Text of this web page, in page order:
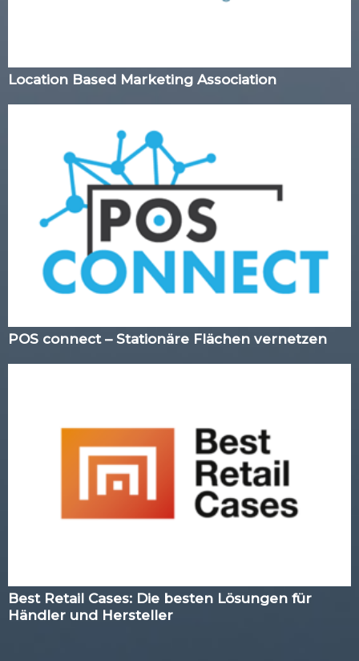
Location Based Marketing Association
POS connect – Stationäre Flächen vernetzen
Best Retail Cases: Die besten Lösungen für
Händler und Hersteller